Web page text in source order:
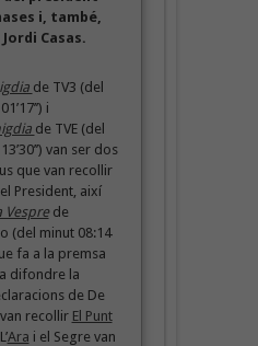
i, també,
Casas.
de TV3 (del
i
de TVE (del
van ser dos
que van recollir
President, així
Vesprede
(del minut 08:14
fa a la premsa
difondre la
de De
recollir El Punt
Ara i el Segre van